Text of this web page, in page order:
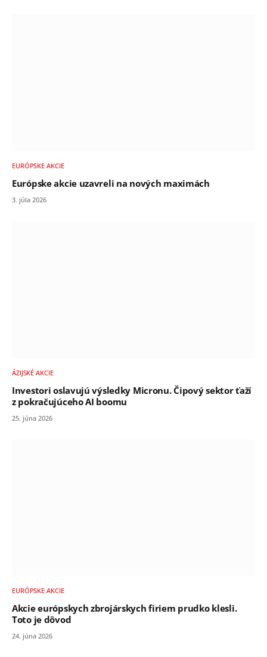
EURÓPSKE AKCIE
Európske akcie uzavreli na nových maximách
3. júla 2026
ÁZIJSKÉ AKCIE
Investori oslavujú výsledky Micronu. Čipový sektor ťaží
z pokračujúceho AI boomu
25. júna 2026
EURÓPSKE AKCIE
Akcie európskych zbrojárskych firiem prudko klesli.
Toto je dôvod
24. júna 2026